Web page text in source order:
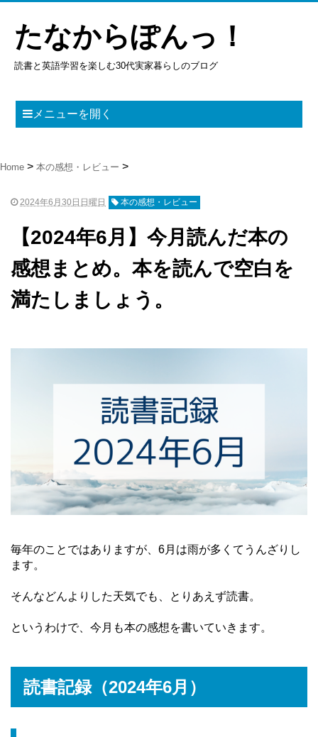
たなからぽんっ！
読書と英語学習を楽しむ30代実家暮らしのブログ
メニューを開く
Home 本の感想・レビュー
2024年6月30日日曜日 本の感想・レビュー
【2024年6月】今月読んだ本の
感想まとめ。本を読んで空白を
満たしましょう。
毎年のことではありますが、6月は雨が多くてうんざりし
ます。
そんなどんよりした天気でも、とりあえず読書。
というわけで、今月も本の感想を書いていきます。
読書記録（2024年6月）